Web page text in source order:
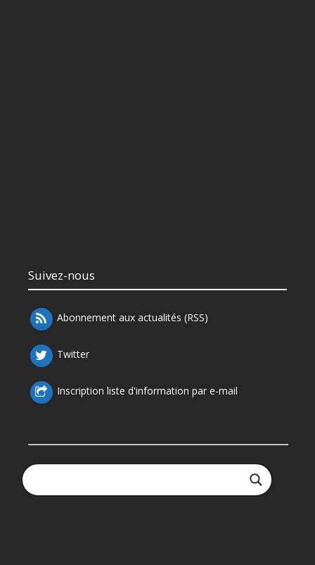
Suivez-nous
Abonnement aux actualités (RSS)
Twitter
Inscription liste d'information par e-mail